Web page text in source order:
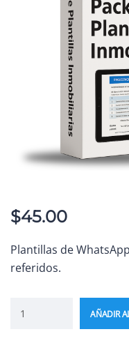
$45.00
Plantillas de
referidos.
AÑADIR